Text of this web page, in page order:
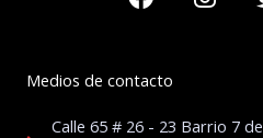
Medios de contacto
Calle 65 # 26 - 23 Barrio 7